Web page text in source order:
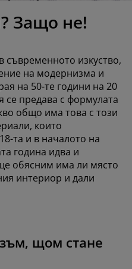
Защо не!
изкуство,
на модернизма и
на 50-те години на 20
се предава с формулата
общо има това с този
които
та и в началото на
година идва и
обясним има ли място
интериор и дали
щом стане